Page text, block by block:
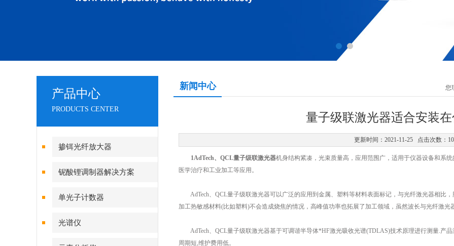
产品中心
PRODUCTS CENTER
掺铒光纤放大器
铌酸锂调制器解决方案
单光子计数器
光谱仪
新闻中心 您
量子级联激光器适合安装
更新时间：2021-11-25 点击次数：
1AdTech、QCL量子级联激光器机身结构紧凑，光束质量高，应用范围广，适用于仪器设备和系
医学治疗和工业加工等应用。
AdTech、QCL量子级联激光器可以广泛的应用到金属、塑料等材料表面标记，与光纤激光器相比
加工热敏感材料(比如塑料)不会造成烧焦的情况，高峰值功率也拓展了加工领域，虽然波长与光纤激光
AdTech、QCL量子级联激光器基于可调谐半导体*HF激光吸收光谱(TDLAS)技术原理进行测量.产
周期短,维护费用低。